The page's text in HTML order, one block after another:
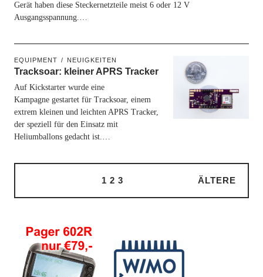
Gerät haben diese Steckernetzteile meist 6 oder 12 V
Ausgangsspannung.…
EQUIPMENT NEUIGKEITEN
Tracksoar: kleiner APRS Tracker
Auf Kickstarter wurde eine
Kampagne gestartet für Tracksoar, einem
extrem kleinen und leichten APRS Tracker,
der speziell für den Einsatz mit
Heliumballons gedacht ist.…
1 2 3 ÄLTERE